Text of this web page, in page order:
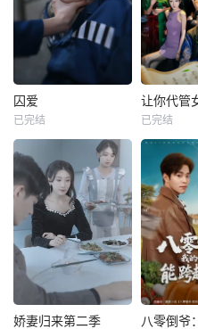
囚爱
已完结 已完结
娇妻归来第二季